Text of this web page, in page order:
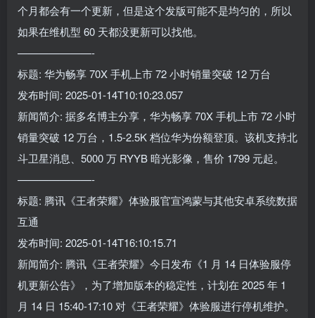
个月都会有一个更新，但是这个发版可能不是均匀的，所以
如果在维机型 60 天都没更新可以找他。
———————-
标题: 华为畅享 70X 手机上市 72 小时销量突破 12 万台
发布时间: 2025-01-14T10:10:23.057
新闻简介: 据多名博主分享，华为畅享 70X 手机上市 72 小时
销量突破 12 万台，1.5-2.5K 档位华为份额登顶。该机支持北
斗卫星消息、5000 万 RYYB 暗光影像，售价 1799 元起。
———————-
标题: 腾讯《王者荣耀》体验服官宣鸿蒙与其他安卓系统数据
互通
发布时间: 2025-01-14T16:10:15.71
新闻简介: 腾讯《王者荣耀》今日发布《1 月 14 日体验服停
机更新公告》，为了增加版本的稳定性，计划在 2025 年 1
月 14 日 15:40-17:10 对《王者荣耀》体验服进行停机维护。